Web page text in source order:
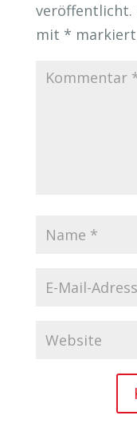
veröffentlicht.
mit * markiert